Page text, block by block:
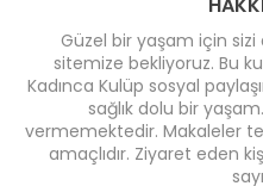
Güzel bir yaşam için sizi
sitemize bekliyoruz. Bu
Kadınca Kulüp sosyal
sağlık dolu bir
vermemektedir. Makaleler
amaçlıdır. Ziyaret eden